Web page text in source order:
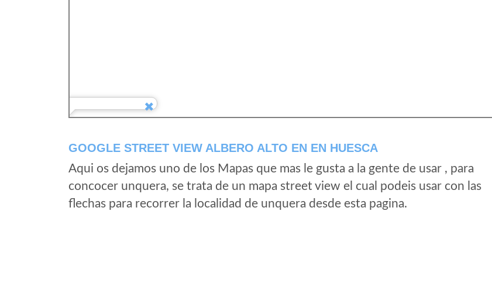
GOOGLE STREET VIEW ALBERO ALTO EN EN HUESCA
Aqui os dejamos uno de los Mapas que mas le gusta a la gente de usar , para
concocer unquera, se trata de un mapa street view el cual podeis usar con las
flechas para recorrer la localidad de unquera desde esta pagina.